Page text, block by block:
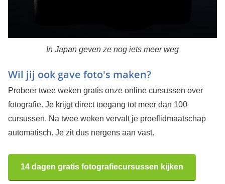
In Japan geven ze nog iets meer weg
Wil jij ook gave foto's maken?
Probeer twee weken gratis onze online cursussen over
fotografie. Je krijgt direct toegang tot meer dan 100
cursussen. Na twee weken vervalt je proeflidmaatschap
automatisch. Je zit dus nergens aan vast.
14 dagen gratis fotografiecursussen kijken